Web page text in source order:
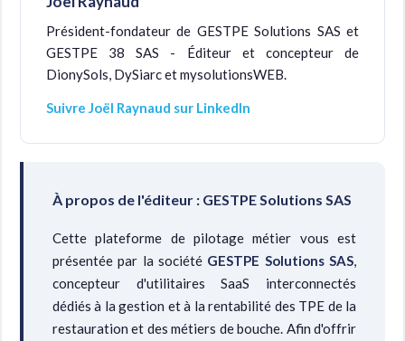
Président-fondateur de GESTPE Solutions SAS et
GESTPE 38 SAS - Éditeur et concepteur de
DionySols, DySiarc et mysolutionsWEB.
Suivre Joël Raynaud sur LinkedIn
À propos de l'éditeur : GESTPE Solutions SAS
Cette plateforme de pilotage métier vous est
présentée par la société GESTPE Solutions SAS,
concepteur d'utilitaires SaaS interconnectés
dédiés à la gestion et à la rentabilité des TPE de la
restauration et des métiers de bouche. Afin d'offrir